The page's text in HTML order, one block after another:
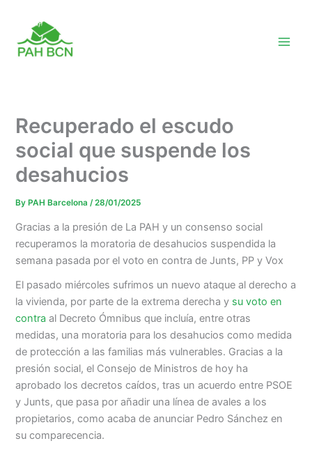
content
Recuperado el escudo
social que suspende los
desahucios
By PAH Barcelona/28/01/2025
Gracias a la presión de La PAH y un consenso social
recuperamos la moratoria de desahucios suspendida la
semana pasada por el voto en contra de Junts, PP y Vox
El pasado miércoles sufrimos un nuevo ataque al derecho a
la vivienda, por parte de la extrema derecha y su voto en
contra al Decreto Ómnibus que incluía, entre otras
medidas, una moratoria para los desahucios como medida
de protección a las familias más vulnerables. Gracias a la
presión social, el Consejo de Ministros de hoy ha
aprobado los decretos caídos, tras un acuerdo entre PSOE
y Junts, que pasa por añadir una línea de avales a los
propietarios, como acaba de anunciar Pedro Sánchez en
su comparecencia.